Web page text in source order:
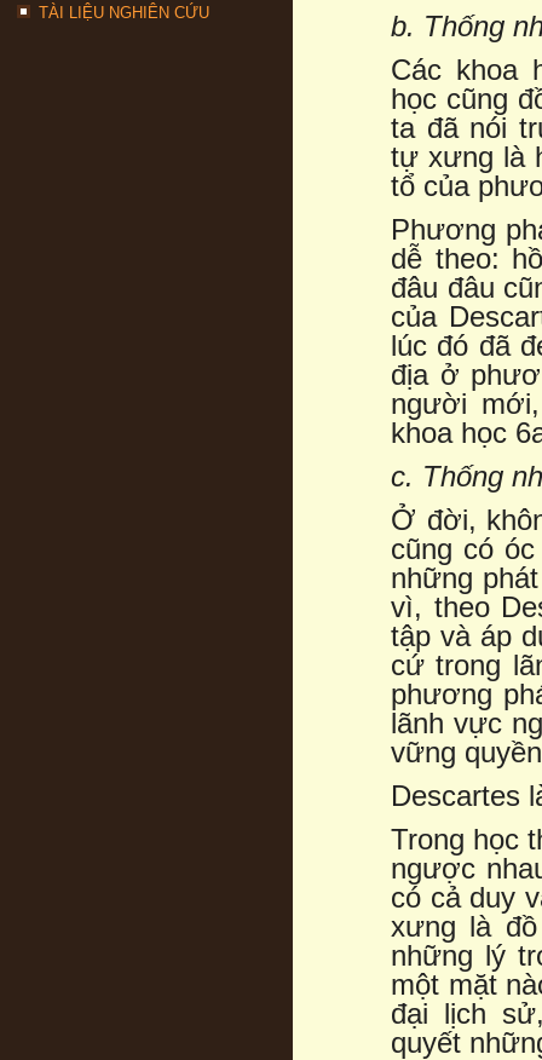
TÀI LIỆU NGHIÊN CỨU
b. Thống
Các khoa
học cũng
ta đã nói
tự xưng là
tổ của
Phương
dễ theo:
đâu đâu
của
lúc đó đã
địa ở
người
khoa học
c. Thống
Ở đời,
cũng có
những
vì, theo
tập và áp
cứ trong
phương
lãnh vực
vững
Descartes
Trong học
ngược
có cả duy
xưng là
những lý
một mặt
đại lịch
quyết